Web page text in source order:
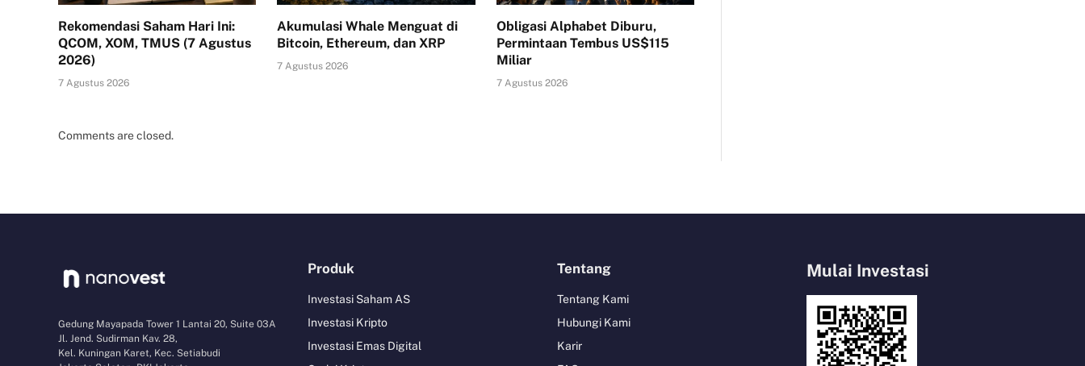
Rekomendasi Saham Hari Ini:
QCOM, XOM, TMUS (7 Agustus
2026)
7 Agustus 2026
Akumulasi Whale Menguat di
Bitcoin, Ethereum, dan XRP
7 Agustus 2026
Obligasi Alphabet Diburu,
Permintaan Tembus US$115
Miliar
7 Agustus 2026
Comments are closed.
Gedung Mayapada Tower 1 Lantai 20, Suite 03A
Jl. Jend. Sudirman Kav. 28,
Kel. Kuningan Karet, Kec. Setiabudi
Produk
Investasi Saham AS
Investasi Kripto
Investasi Emas Digital
Tentang
Tentang Kami
Hubungi Kami
Karir
Mulai Investasi